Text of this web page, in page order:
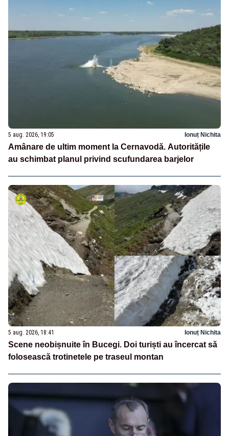
5 aug. 2026, 19:05 Ionuț Nichita
Amânare de ultim moment la Cernavodă. Autoritățile
au schimbat planul privind scufundarea barjelor
5 aug. 2026, 18:41 Ionuț Nichita
Scene neobișnuite în Bucegi. Doi turiști au încercat să
folosească trotinetele pe traseul montan